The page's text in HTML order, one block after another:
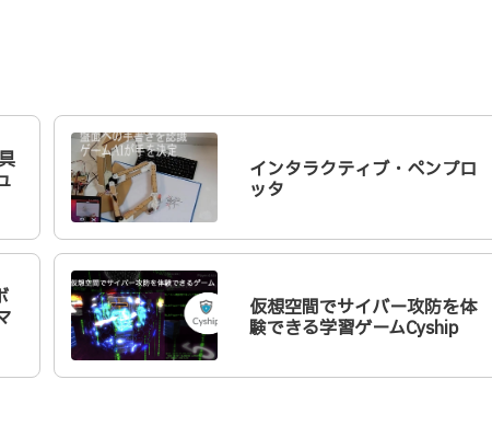
インタラクティブ・ペンプロ
ッタ
仮想空間でサイバー攻防を体
験できる学習ゲームCyship